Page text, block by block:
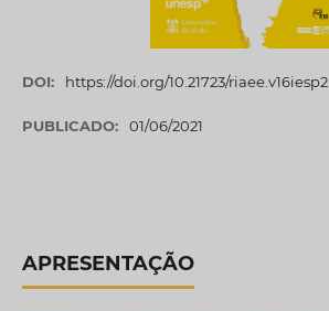
DOI: https://doi.org/10.21723/riaee.v16iesp2
PUBLICADO: 01/06/2021
APRESENTAÇÃO